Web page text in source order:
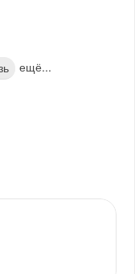
ещё...